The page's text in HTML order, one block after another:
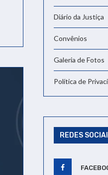
Diário da Justiça
Convênios
Galeria de Fotos
Política de
REDES